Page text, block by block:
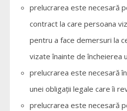
prelucrarea este necesară
contract la care persoana
pentru a face demersuri la
vizate înainte de încheierea
prelucrarea este necesară
unei obligaţii legale care îi
prelucrarea este necesară